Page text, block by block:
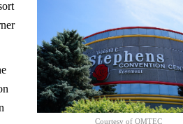
Courtesy of OMTEC